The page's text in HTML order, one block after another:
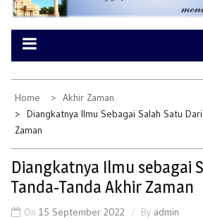
Home
Akhir Zaman
Diangkatnya Ilmu Sebagai Salah Satu
Zaman
Diangkatnya Ilmu sebagai
Tanda-Tanda Akhir Zaman
On 15 September 2022 By admin